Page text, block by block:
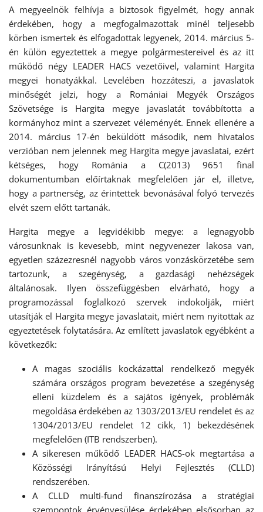
A megyeelnök felhívja a biztosok figyelmét, hogy annak
érdekében, hogy a megfogalmazottak minél teljesebb
körben ismertek és elfogadottak legyenek, 2014. március 5-
én külön egyeztettek a megye polgármestereivel és az itt
működő négy LEADER HACS vezetőivel, valamint Hargita
megyei honatyákkal. Levelében hozzáteszi, a javaslatok
minőségét jelzi, hogy a Romániai Megyék Országos
Szövetsége is Hargita megye javaslatát továbbította a
kormányhoz mint a szervezet véleményét. Ennek ellenére a
2014. március 17-én beküldött második, nem hivatalos
verzióban nem jelennek meg Hargita megye javaslatai, ezért
kétséges, hogy Románia a C(2013) 9651 final
dokumentumban előírtaknak megfelelően jár el, illetve,
hogy a partnerség, az érintettek bevonásával folyó tervezés
elvét szem előtt tartanák.
Hargita megye a legvidékibb megye: a legnagyobb
városunknak is kevesebb, mint negyvenezer lakosa van,
egyetlen százezresnél nagyobb város vonzáskörzetébe sem
tartozunk, a szegénység, a gazdasági nehézségek
általánosak. Ilyen összefüggésben elvárható, hogy a
programozással foglalkozó szervek indokolják, miért
utasítják el Hargita megye javaslatait, miért nem nyitottak az
egyeztetések folytatására. Az említett javaslatok egyébként a
következők:
A magas szociális kockázattal rendelkező megyék
számára országos program bevezetése a szegénység
elleni küzdelem és a sajátos igények, problémák
megoldása érdekében az 1303/2013/EU rendelet és az
1304/2013/EU rendelet 12 cikk, 1) bekezdésének
megfelelően (ITB rendszerben).
A sikeresen működő LEADER HACS-ok megtartása a
Közösségi Irányítású Helyi Fejlesztés (CLLD)
rendszerében.
A CLLD multi-fund finanszírozása a stratégiai
szempontok érvényesülése érdekében elsősorban az